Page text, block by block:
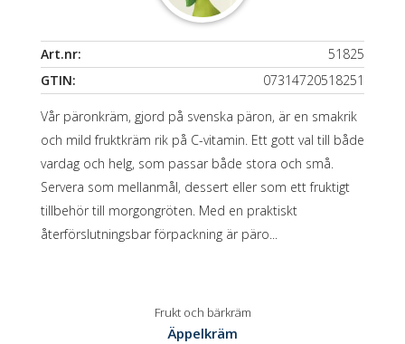
Art.nr:
51825
GTIN:
07314720518251
Vår päronkräm, gjord på svenska päron, är en smakrik
och mild fruktkräm rik på C-vitamin. Ett gott val till både
vardag och helg, som passar både stora och små.
Servera som mellanmål, dessert eller som ett fruktigt
tillbehör till morgongröten. Med en praktiskt
återförslutningsbar förpackning är päro...
Frukt och bärkräm
Äppelkräm